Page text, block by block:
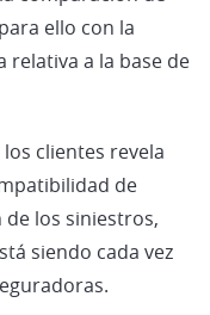
ello con la
relativa a la base de
clientes revela
de
los siniestros,
siendo cada vez